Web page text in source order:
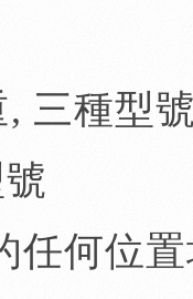
三種型號
任何位